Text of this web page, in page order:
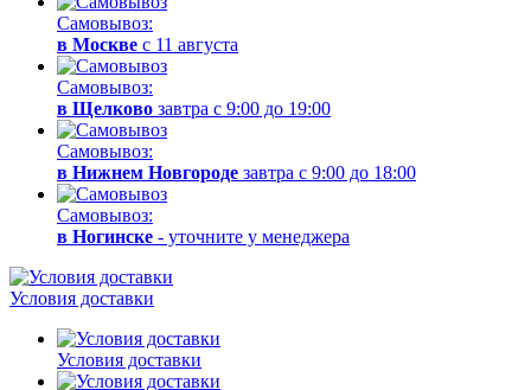
Самовывоз:
в Москве с 11 августа
Самовывоз:
в Щелково завтра с 9:00 до 19:00
Самовывоз:
в Нижнем Новгороде завтра с 9:00 до 18:00
Самовывоз:
в Ногинске - уточните у менеджера
Условия доставки
Условия доставки